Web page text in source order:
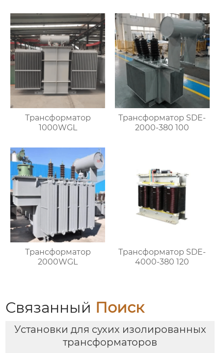
Трансформатор
1000WGL
Трансформатор SDE-
2000-380 100
Трансформатор
2000WGL
Трансформатор SDE-
4000-380 120
Связанный Поиск
Установки для сухих изолированных
трансформаторов